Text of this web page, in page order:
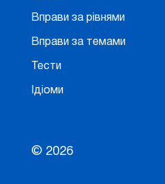
Вправи за рівнями
Вправи за темами
Тести
Ідіоми
© 2026